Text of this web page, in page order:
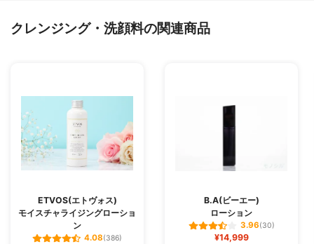
クレンジング・洗顔料の関連商品
ETVOS(エトヴォス)
モイスチャライジングローショ
ン
4.08(386)
B.A(ビーエー)
ローション
3.96(30)
¥14,999